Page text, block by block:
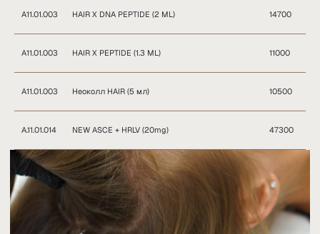
А11.01.003 HAIR X DNA PEPTIDE (2 ML) 14700
А11.01.003 HAIR X PEPTIDE (1.3 ML) 11000
А11.01.003 Неоколл HAIR (5 мл) 10500
А.11.01.014 NEW ASCE + HRLV (20mg) 47300
Показания
Процедура, при которой в кожу головы вводятся
аминокислот и других компонентов. Эти композиции
рост волос и возвращая им здоровый вид.
восстановления, что гарантирует безопасность и
результативность метода и для мужчин, и для женщин.
Мезотерапия улучшает кровоснабжение кожи головы,
укрепляет волосы, стимулирует появление новых и
замедляет процесс их выпадения.